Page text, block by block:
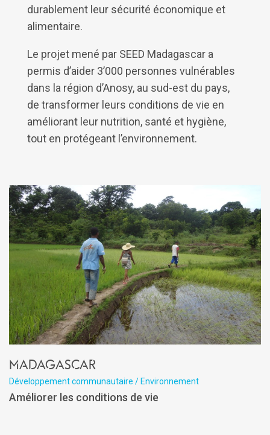
durablement leur sécurité économique et
alimentaire.
Le projet mené par SEED Madagascar a
permis d’aider 3’000 personnes vulnérables
dans la région d’Anosy, au sud-est du pays,
de transformer leurs conditions de vie en
améliorant leur nutrition, santé et hygiène,
tout en protégeant l’environnement.
Madagascar
Développement communautaire / Environnement
Améliorer les conditions de vie